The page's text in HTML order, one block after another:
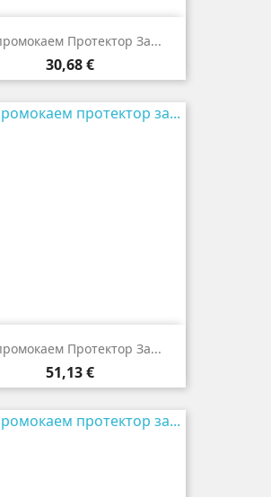
Протектор За...
Цена
30,68 €
Протектор За...
Цена
51,13 €